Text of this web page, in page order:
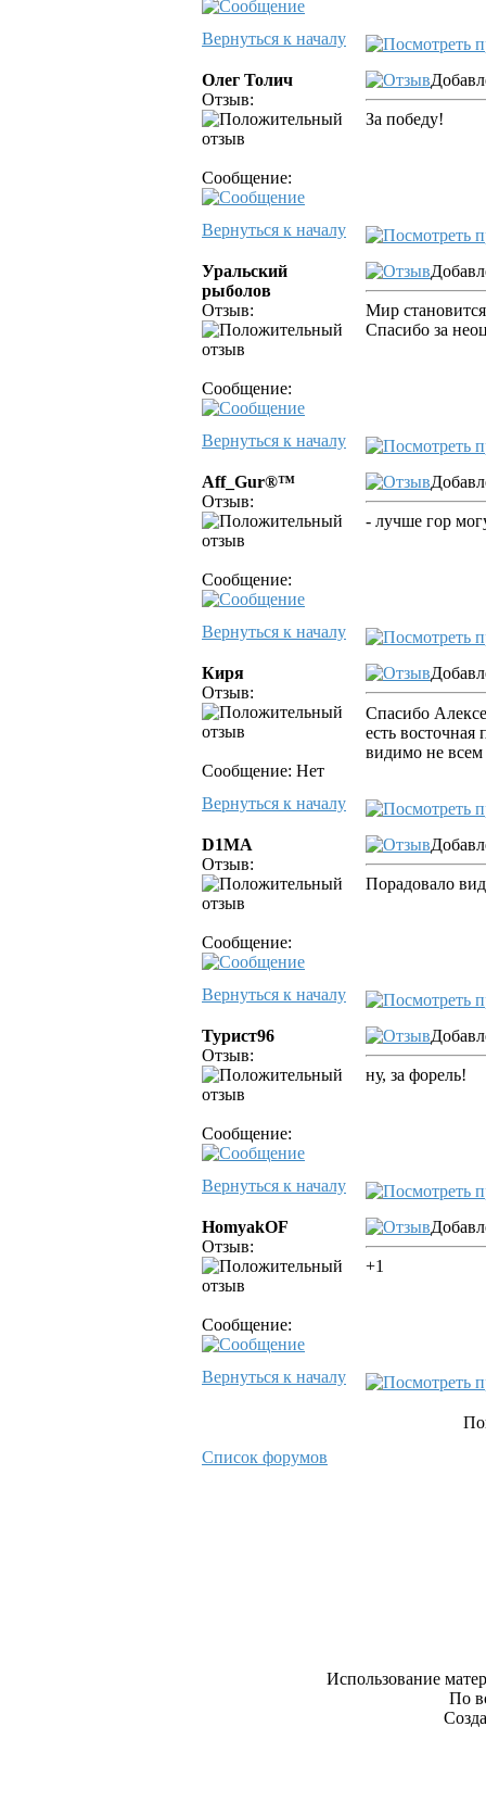
Вернуться к началу
Олег Толич
Отзыв:
Сообщение:
За победу!
Вернуться к началу
Уральский
рыболов
Отзыв:
Сообщение:
Мир
Спасибо за
Вернуться к началу
Aff_Gur®™
Отзыв:
Сообщение:
- лучше гор
Вернуться к началу
Киря
Отзыв:
Сообщение: Нет
Спасибо
есть
видимо не всем
Вернуться к началу
D1MA
Отзыв:
Сообщение:
Порадовало
Вернуться к началу
Турист96
Отзыв:
Сообщение:
ну, за форель!
Вернуться к началу
HomyakOF
Отзыв:
Сообщение:
+1
Вернуться к началу
Список форумов
Использование
По